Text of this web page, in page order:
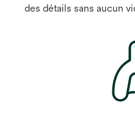
des détails sans aucun